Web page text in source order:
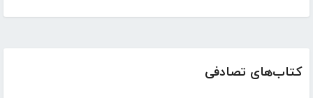
کتاب‌های تصادفی